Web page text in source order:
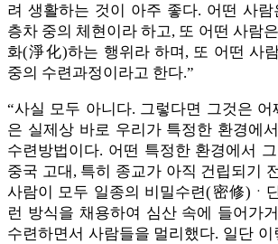
려 생활하는 것이 아주 좋다. 어떤 사
층차 중의 체현이라 하고, 또 어떤 사람
화(淨化)하는 행위라 하며, 또 어떤 사
중의 수련과정이라고 한다.”
“사실 모두 아니다. 그렇다면 그것은 어
은 실제상 바로 우리가 특정한 환경에
수련방법이다. 어떤 특정한 환경에서
중국 고대, 특히 종교가 아직 건립되기
사람이 모두 일종의 비밀수련(密修)ㆍ
런 방식을 채용하여 심산 속에 들어가
수련하면서 사람들을 멀리했다. 일단